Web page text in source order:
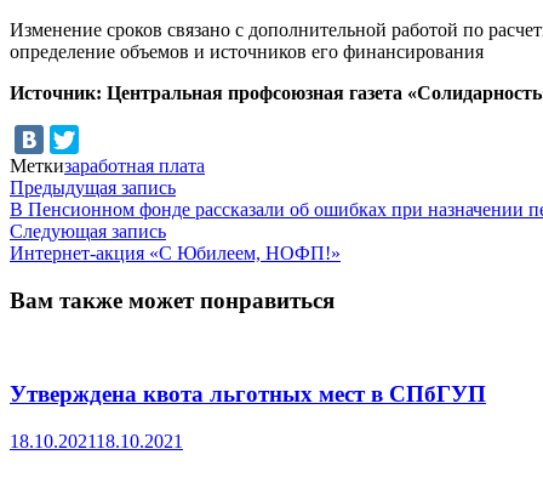
Изменение сроков связано с дополнительной работой по
определение объемов и источников его финансирования
Источник: Центральная профсоюзная газета
Меткизаработная плата
Навигация
по
записям
Предыдущая записьПредыдущая
запись:
В Пенсионном фонде рассказали об ошибках при назначении
Следующая записьСледующая
запись:
Интернет-акция «С Юбилеем, НОФП!»
Вам также может понравиться
Утверждена квота льготных мест в СПбГУП
18.10.202118.10.2021